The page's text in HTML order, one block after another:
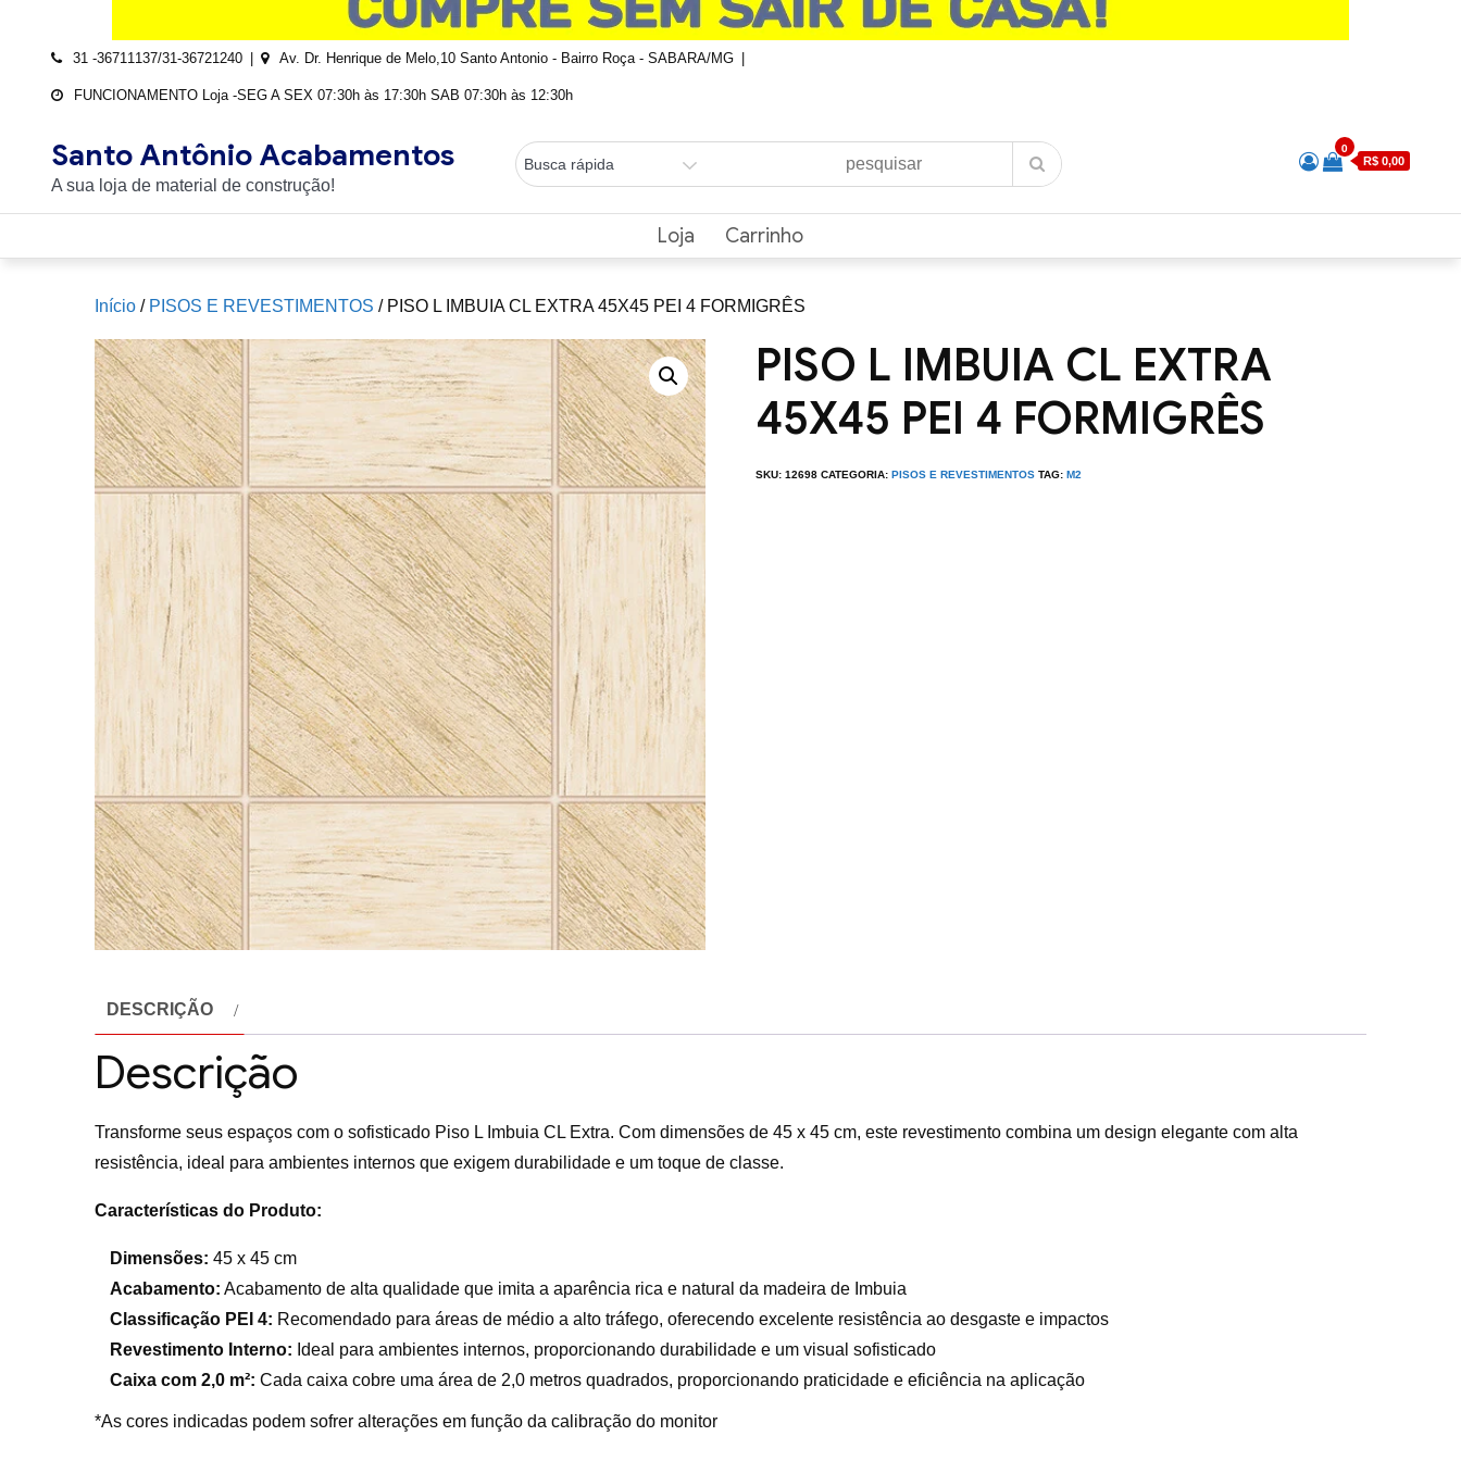
31 -36711137/31-36721240 Av. Dr. Henrique de Melo,10 Santo Antonio - Bairro Roça - SABARA/MG
FUNCIONAMENTO Loja -SEG A SEX 07:30h às 17:30h SAB 07:30h às 12:30h
Santo Antônio Acabamentos
A sua loja de material de construção!
0
R$ 0,00
Loja Carrinho
Início / PISOS E REVESTIMENTOS / PISO L IMBUIA CL EXTRA 45X45 PEI 4 FORMIGRÊS
PISO L IMBUIA CL EXTRA
45X45 PEI 4 FORMIGRÊS
SKU:12698 CATEGORIA:PISOS E REVESTIMENTOS TAG:M2
DESCRIÇÃO
Descrição
Transforme seus espaços com o sofisticado Piso L Imbuia CL Extra. Com dimensões de 45 x 45 cm, este revestimento combina um design elegante com alta
resistência, ideal para ambientes internos que exigem durabilidade e um toque de classe.
Características do Produto:
Dimensões: 45 x 45 cm
Acabamento: Acabamento de alta qualidade que imita a aparência rica e natural da madeira de Imbuia
Classificação PEI 4: Recomendado para áreas de médio a alto tráfego, oferecendo excelente resistência ao desgaste e impactos
Revestimento Interno: Ideal para ambientes internos, proporcionando durabilidade e um visual sofisticado
Caixa com 2,0 m²: Cada caixa cobre uma área de 2,0 metros quadrados, proporcionando praticidade e eficiência na aplicação
*As cores indicadas podem sofrer alterações em função da calibração do monitor